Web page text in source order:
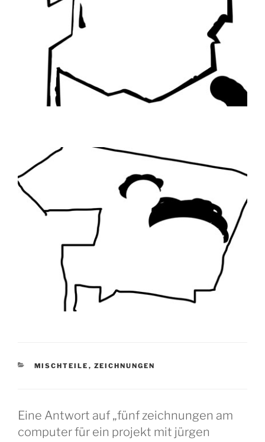
KATEGORIEN
MISCHTEILE , ZEICHNUNGEN
Eine Antwort auf „fünf zeichnungen am
computer für ein projekt mit jürgen